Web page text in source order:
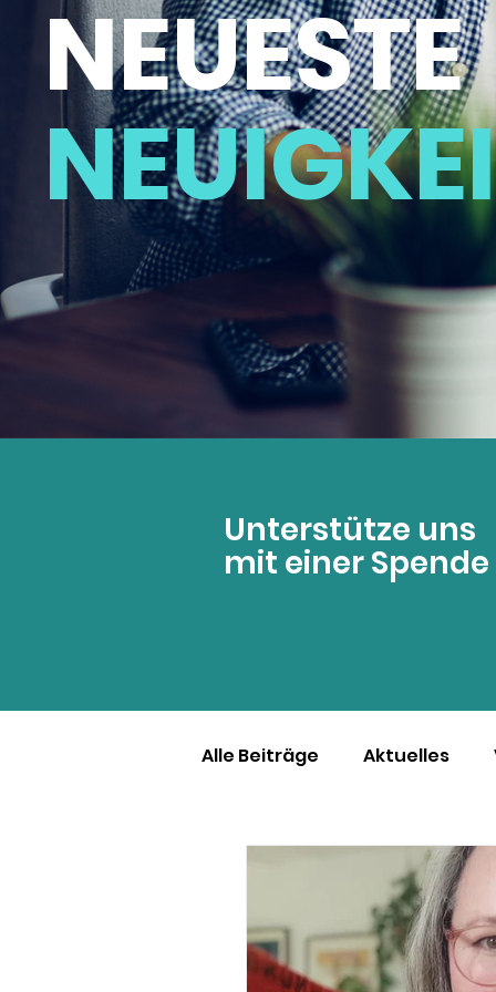
NEUESTE
Unterstütze uns
mit einer Spende
Alle Beiträge Aktuelles
Geschichten von
YOKO Gruppen